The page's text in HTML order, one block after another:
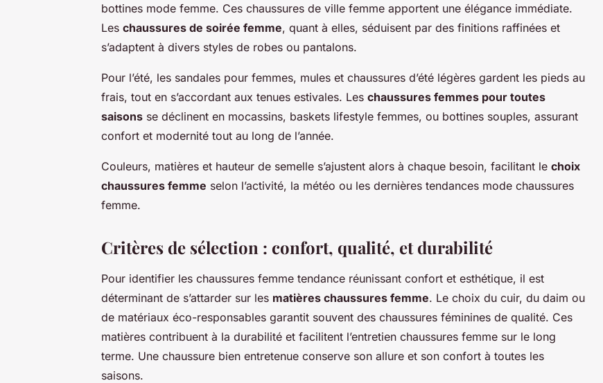
bottines mode femme. Ces chaussures de ville femme apportent une élégance immédiate.
Les chaussures de soirée femme, quant à elles, séduisent par des finitions raffinées et
s’adaptent à divers styles de robes ou pantalons.
Pour l’été, les sandales pour femmes, mules et chaussures d’été légères gardent les pieds au
frais, tout en s’accordant aux tenues estivales. Les chaussures femmes pour toutes
saisons se déclinent en mocassins, baskets lifestyle femmes, ou bottines souples, assurant
confort et modernité tout au long de l’année.
Couleurs, matières et hauteur de semelle s’ajustent alors à chaque besoin, facilitant le choix
chaussures femme selon l’activité, la météo ou les dernières tendances mode chaussures
femme.
Critères de sélection : confort, qualité, et durabilité
Pour identifier les chaussures femme tendance réunissant confort et esthétique, il est
déterminant de s’attarder sur les matières chaussures femme. Le choix du cuir, du daim ou
de matériaux éco-responsables garantit souvent des chaussures féminines de qualité. Ces
matières contribuent à la durabilité et facilitent l’entretien chaussures femme sur le long
terme. Une chaussure bien entretenue conserve son allure et son confort à toutes les
saisons.